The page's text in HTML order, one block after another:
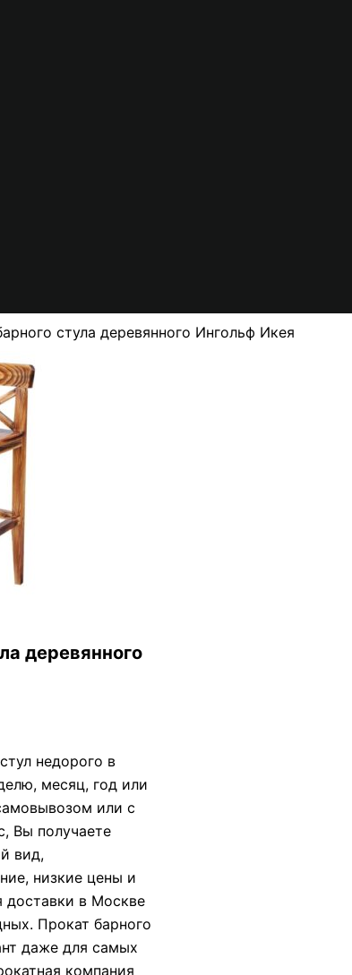
стула деревянного Ингольф Икея
деревянного
недорого в
месяц, год или
или с
Вы получаете
вид,
низкие цены и
доставки в Москве
Прокат барного
даже для самых
компания